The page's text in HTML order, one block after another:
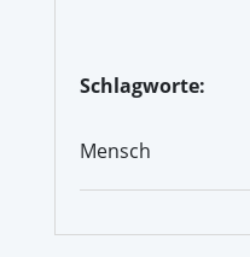
Schlagworte:
Mensch